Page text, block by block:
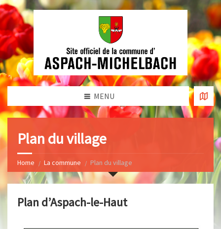
MENU
Plan du village
Home La commune Plan du village
Plan d’Aspach-le-Haut